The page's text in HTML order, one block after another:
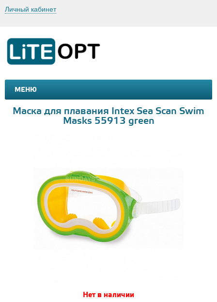
Личный кабинет
МЕНЮ
МАШИНКИ И МОТОЦИКЛЫ
Маска для плавания Intex Sea Scan Swim
Masks 55913 green
Нет в наличии